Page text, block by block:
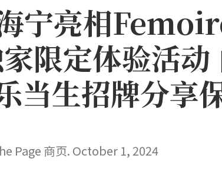
宁亮相
限定体验活动
当生招牌分享
Page 商页. October 1, 2024